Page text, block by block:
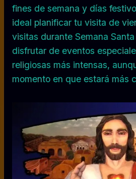
fines de semana y días
ideal planificar tu visita de
visitas durante Semana
disfrutar de eventos
religiosas más intensas,
momento en que estará más